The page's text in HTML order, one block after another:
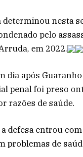
determinou nesta
pelo
em 2022.
dia após
penal foi preso
razões de saúde.
defesa entrou
problemas de